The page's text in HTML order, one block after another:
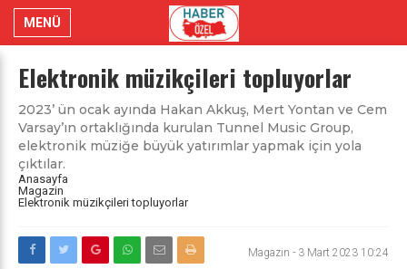
MENÜ
Elektronik müzikçileri topluyorlar
2023’ ün ocak ayında Hakan Akkuş, Mert Yontan ve Cem
Varsay’ın ortaklığında kurulan Tunnel Music Group,
elektronik müziğe büyük yatırımlar yapmak için yola
çıktılar.
Anasayfa
Magazin
Elektronik müzikçileri topluyorlar
Magazin - 3 Mart 2023 10:24